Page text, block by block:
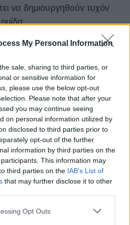
My Personal Information
sale, sharing to third parties, or
or sensitive information for
please use the below opt-out
Please note that after your
you may continue seeing
on personal information utilized by
disclosed to third parties prior to
opt-out of the further
information by third parties on the
participants. This information may
third parties on the IAB’s List of
that may further disclose it to other
app uses one or more Google
Opt Outs
να δημιουργηθούν τυχόν
που θα δώσουν την
σας